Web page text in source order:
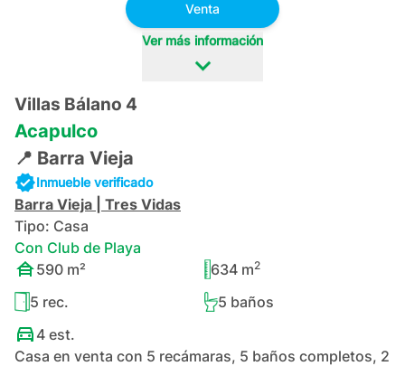
Venta
Ver más información
Villas Bálano 4
Acapulco
📍 Barra Vieja
Inmueble verificado
Barra Vieja
Tres Vidas
Tipo: Casa
Con Club de Playa
590 m² 634m2
5 rec. 5 baños
4 est.
Casa en venta con 5 recámaras, 5 baños completos, 2